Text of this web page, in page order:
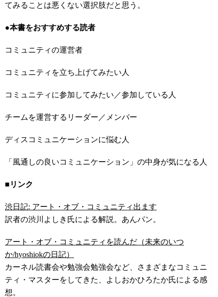
てみることは悪くない選択肢だと思う。
●本書をおすすめする読者
コミュニティの運営者
コミュニティを立ち上げてみたい人
コミュニティに参加してみたい／参加している人
チームを運営するリーダー／メンバー
ディスコミュニケーションに悩む人
「風通しの良いコミュニケーション」の中身が気になる人
■リンク
渋日記: アート・オブ・コミュニティ出ます
訳者の渋川よしき氏による解説。あんパン。
アート・オブ・コミュニティを読んだ（未来のいつ
か/hyoshiokの日記）
カーネル読書会や勉強会勉強会など、さまざまなコミュニ
ティ・マスターをしてきた、よしおかひろたか氏による感
想。